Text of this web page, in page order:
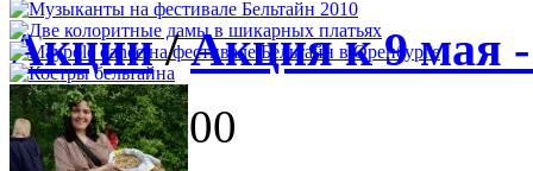
Акции/Акция к 9 мая
9 мая 12:00